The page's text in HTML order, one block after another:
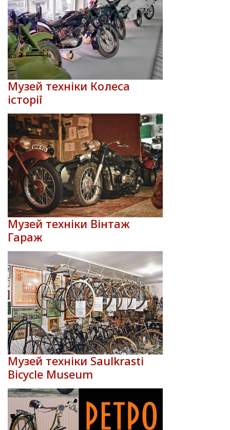
Музей техніки Колеса
історії
Музей техніки Вінтаж
Гараж
Музей техніки Saulkrasti
Bicycle Museum